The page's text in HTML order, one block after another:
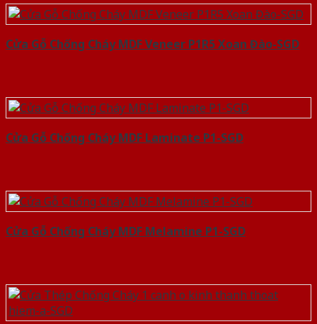
Cửa Gỗ Chống Cháy MDF Veneer P1R5 Xoan Đào-SGD
Cửa Gỗ Chống Cháy MDF Laminate P1-SGD
Cửa Gỗ Chống Cháy MDF Melamine P1-SGD